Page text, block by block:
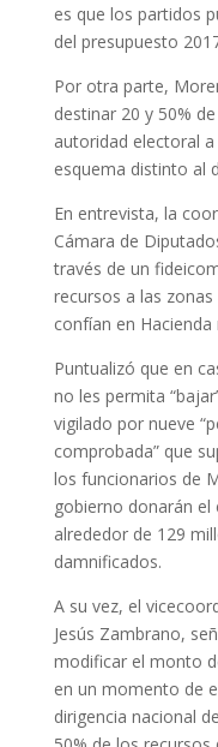
es que los partidos
del presupuesto
Por otra parte,
destinar 20 y 50%
autoridad electoral
esquema distinto al
En entrevista, la
Cámara de
través de un
recursos a las
confían en
Puntualizó que en
no les permita
vigilado por nueve
comprobada” que
los funcionarios de
gobierno donarán el
alrededor de 129
damnificados.
A su vez, el
Jesús Zambrano,
modificar el monto
en un momento de
dirigencia nacional